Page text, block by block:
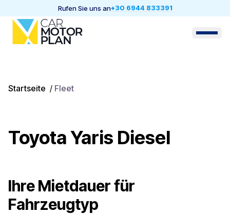
Rufen Sie uns an+30 6944 833391
Startseite / Fleet
Toyota Yaris Diesel
Ihre Mietdauer für
Fahrzeugtyp